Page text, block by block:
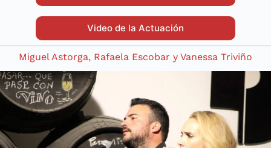
Video de la Actuación
Miguel Astorga, Rafaela Escobar y Vanessa Triviño